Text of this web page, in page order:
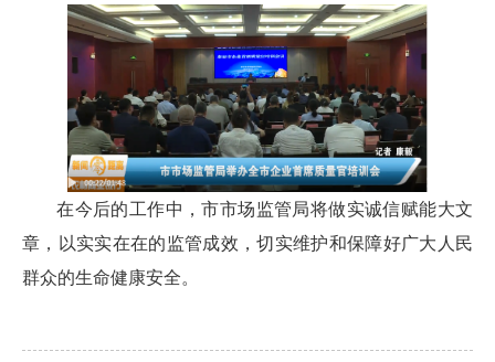
在今后的工作中，市市场监管局将做实诚信赋能大文
章，以实实在在的监管成效，切实维护和保障好广大人民
群众的生命健康安全。